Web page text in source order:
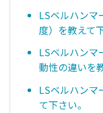
LSベルハンマ
度）を教えて
LSベルハンマ
動性の違いを
LSベルハンマ
て下さい。